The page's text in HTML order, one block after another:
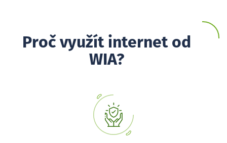
Proč využít internet od
WIA?